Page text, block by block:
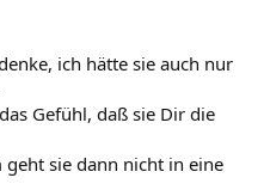
ich hätte sie auch nur
Gefühl, daß sie Dir die
sie dann nicht in eine